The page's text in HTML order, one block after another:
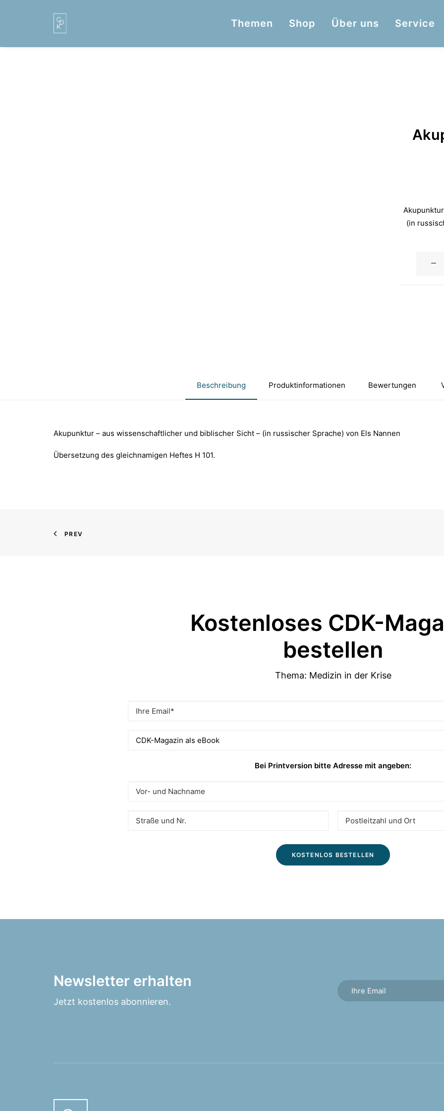
Themen Shop Über uns Service
(in
Beschreibung Produktinformationen Bewertungen
Akupunktur – aus wissenschaftlicher und biblischer Sicht – (in russischer Sprache) von Els Nannen
Übersetzung des gleichnamigen Heftes H 101.
PREV
Kostenloses CDK-
bestellen
Thema: Medizin in der Krise
Bei Printversion bitte Adresse mit angeben:
Newsletter erhalten
Jetzt kostenlos abonnieren.